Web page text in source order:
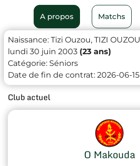
A propos Matchs
Naissance: Tizi Ouzou, TIZI OUZOU
lundi 30 juin 2003 (23 ans)
Catégorie: Séniors
Date de fin de contrat: 2026-06-15
Club actuel
O Makouda